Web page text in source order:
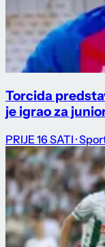
Torcida
je igrao za
PRIJE 16 SATI ·